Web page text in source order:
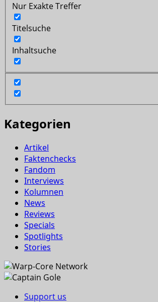
Nur Exakte Treffer
Titelsuche
Inhaltsuche
Kategorien
Artikel
Faktenchecks
Fandom
Interviews
Kolumnen
News
Reviews
Specials
Spotlights
Stories
Support us